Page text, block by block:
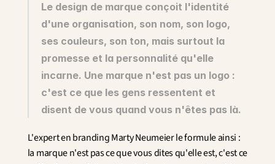
Expérience client & collaborateur
Aérospatial
Défense
Santé & Care
Banque et Assurance
Mobilité et Transport
Digital & Tech
Territoires & Place Making
Le design de marque conçoit l'identité
d'une organisation, son nom, son logo,
ses couleurs, son ton, mais surtout la
promesse et la personnalité qu'elle
incarne. Une marque n'est pas un logo :
c'est ce que les gens ressentent et
disent de vous quand vous n'êtes pas là.
L'expert en branding Marty Neumeier le formule ainsi :
la marque n'est pas ce que vous dites qu'elle est, c'est ce